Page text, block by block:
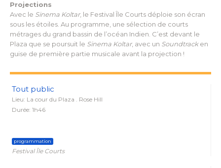
Projections
Avec le Sinema Koltar, le Festival Île Courts déploie son écran
sous les étoiles. Au programme, une sélection de courts
métrages du grand bassin de l’océan Indien. C’est devant le
Plaza que se poursuit le Sinema Koltar, avec un Soundtracken
guise de première partie musicale avant la projection !
Tout public
Lieu: La cour du Plaza . Rose Hill
Durée: 1h46
programmation
Festival Île Courts